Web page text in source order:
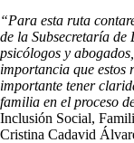
“Para esta ruta
de la Subsecretaría de
psicólogos y
importancia que estos
importante tener
familia en el proceso
Inclusión Social,
Cristina Cadavid